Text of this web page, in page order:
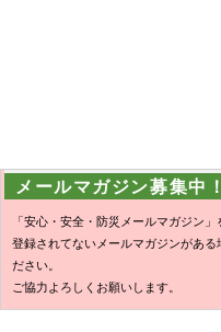
メールマガジン募集中！
「安心・安全・防災メールマガジン」
登録されてないメールマガジンがある
ださい。
ご協力よろしくお願いします。